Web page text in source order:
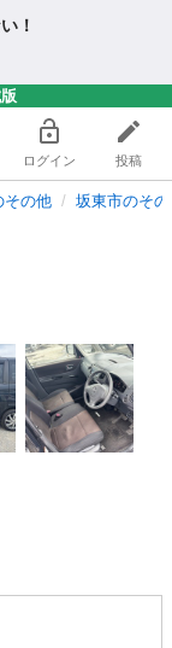
！
ログイン 投稿
その他 坂東市のそ